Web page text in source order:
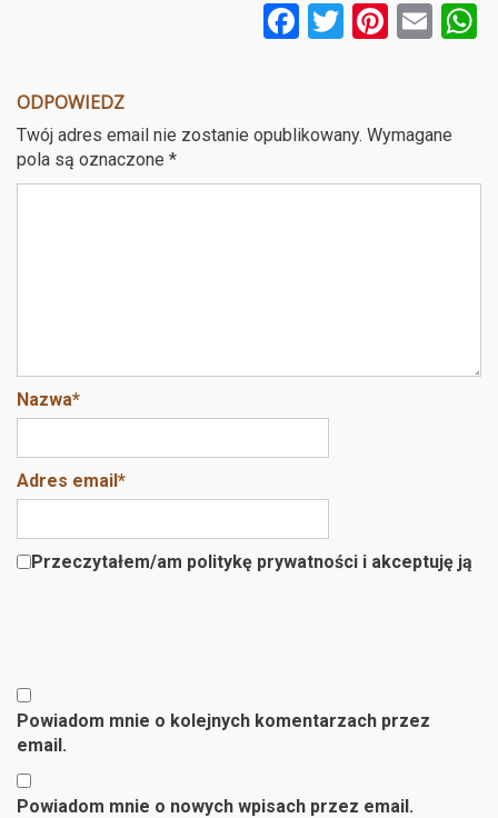
F
b
o
T
er
Pi
es
E
ODPOWIEDZ
Twój adres email nie zostanie opublikowany. Wymagane
pola są oznaczone *
Nazwa*
Adres email*
Przeczytałem/am politykę prywatności i akceptuję ją
Powiadom mnie o kolejnych komentarzach przez
email.
Powiadom mnie o nowych wpisach przez email.